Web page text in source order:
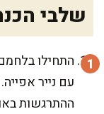
שלבי
עם נייר
ההתרגשות